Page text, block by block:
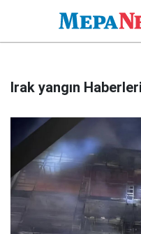
Irak yangın Haberleri